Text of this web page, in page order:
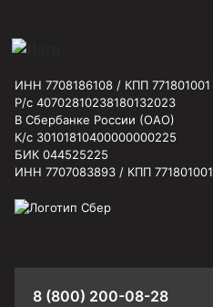
ИНН 7708186108 / КПП 771801001
Р/с 40702810238180132023
В Сбербанке России (ОАО)
К/с 30101810400000000225
БИК 044525225
ИНН 7707083893 / КПП 771801001
8 (800) 200-08-28